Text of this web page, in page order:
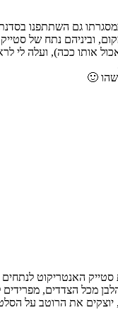
גם השתתפנו
וביניהם נתח של
אותו ככה), ועלה לי
🙂
האנטריקוט לנתחים
מכל הצדדים, מפרידים
את הרוטב על